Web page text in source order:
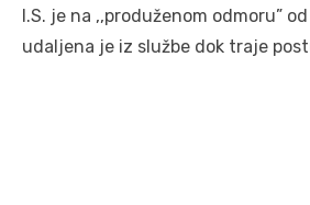
I.S. je na ,,produženom odmoru”
udaljena je iz službe dok traje